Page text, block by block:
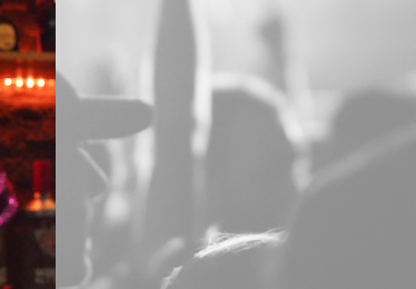
Step 1: Select
date and time